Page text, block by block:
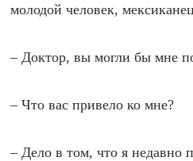
молодой человек,
– Доктор, вы могли бы мне
– Что вас привело ко мне?
– Дело в том, что я недавно